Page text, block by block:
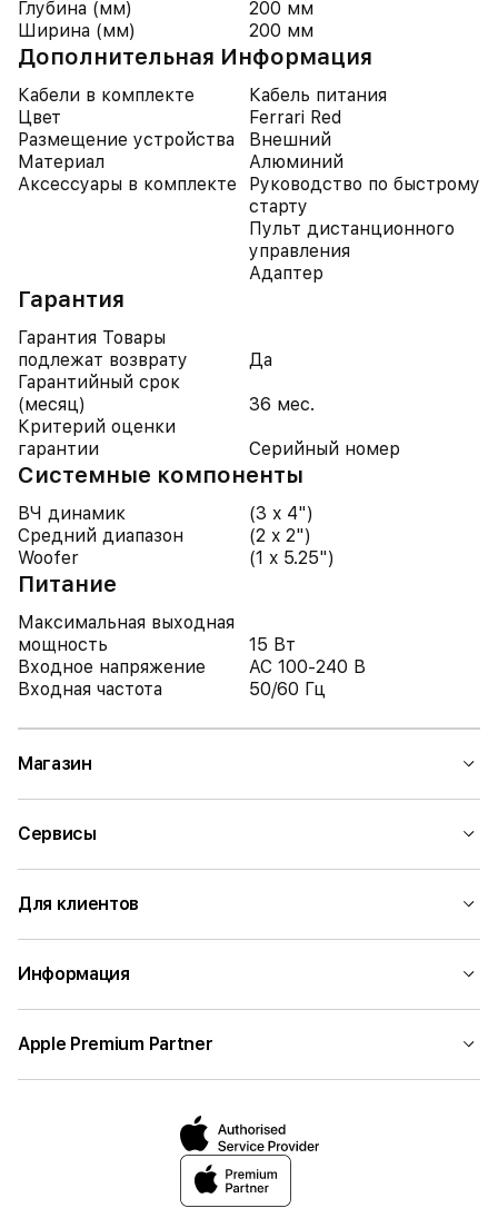
Глубина (мм)
200 мм
Ширина (мм)
200 мм
Дополнительная Информация
Кабели в комплекте
Кабель питания
Цвет
Ferrari Red
Размещение устройства
Внешний
Материал
Алюминий
Аксессуары в комплекте
Руководство по быстрому
старту
Пульт дистанционного
управления
Адаптер
Гарантия
Гарантия Товары
подлежат возврату
Да
Гарантийный срок
(месяц)
36 мес.
Критерий оценки
гарантии
Серийный номер
Системные компоненты
ВЧ динамик
(3 x 4")
Средний диапазон
(2 x 2")
Woofer
(1 x 5.25")
Питание
Максимальная выходная
мощность
15 Вт
Входное напряжение
AC 100-240 В
Входная частота
50/60 Гц
Магазин
Сервисы
Для клиентов
Информация
Apple Premium Partner